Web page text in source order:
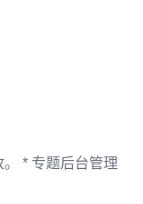
* 专题后台管理